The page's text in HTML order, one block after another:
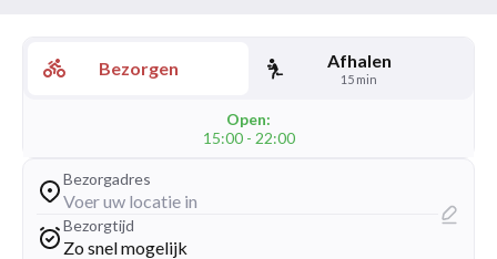
Bezorgen Afhalen
15 min
Open:
15:00 - 22:00
Bezorgadres
Voer uw locatie in
Bezorgtijd
Zo snel mogelijk